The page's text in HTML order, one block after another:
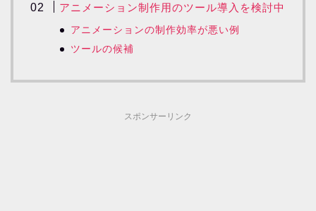
アニメーション制作用のツール導入を検討中
アニメーションの制作効率が悪い例
ツールの候補
スポンサーリンク